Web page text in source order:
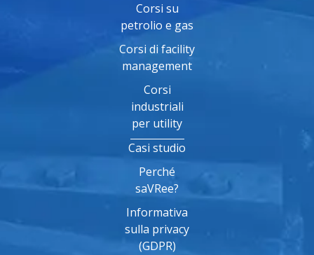
Corsi su
petrolio e gas
Corsi di facility
management
Corsi
industriali
per utility
Casi studio
Perché
saVRee?
Informativa
sulla privacy
(GDPR)